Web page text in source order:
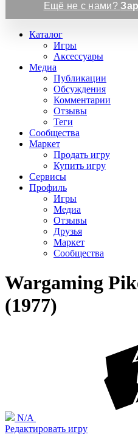
Ещё не с нами?
Каталог
Игры
Аксессуары
Медиа
Публикации
Обсуждения
Комментарии
Отзывы
Теги
Сообщества
Маркет
Продать игру
Купить игру
Сервисы
Профиль
Игры
Медиа
Отзывы
Друзья
Маркет
Сообщества
Wargaming
(1977)
N/A
Редактировать игру